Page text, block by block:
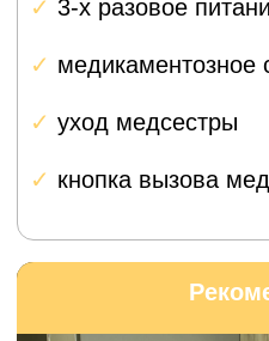
Забота о каждом
этапах
Мы понимаем, что операция —
особенно когда вы
города.
Поэтому каждому
мы предоставляем личного